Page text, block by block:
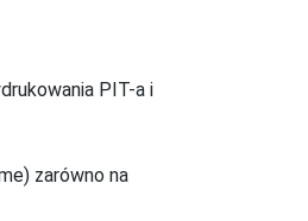
PIT-a i
zarówno na